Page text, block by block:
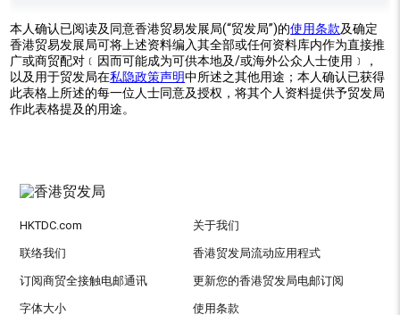
本人确认已阅读及同意香港贸易发展局(“贸发局”)的使用条款及确定
香港贸易发展局可将上述资料编入其全部或任何资料库内作为直接推
广或商贸配对﹝因而可能成为可供本地及/或海外公众人士使用﹞，
以及用于贸发局在私隐政策声明中所述之其他用途；本人确认已获得
此表格上所述的每一位人士同意及授权，将其个人资料提供予贸发局
作此表格提及的用途。
HKTDC.com 关于我们
联络我们 香港贸发局流动应用程式
订阅商贸全接触电邮通讯 更新您的香港贸发局电邮订阅
字体大小 使用条款